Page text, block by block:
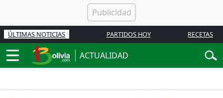
ÚLTIMAS NOTICIAS PARTIDOS HOY RECETAS
ACTUALIDAD